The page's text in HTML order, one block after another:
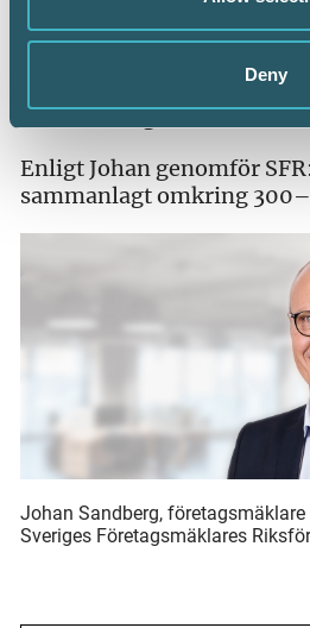
Deny
företagsmäklare ska man
auktoriserad mäklare.
auktoriserade medlemmar
då de genomgått
affärsmässiga krav för att
Enligt Johan genomför
sammanlagt omkring
Johan Sandberg,
Sveriges Företagsmäklares